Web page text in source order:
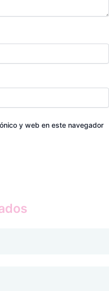
y web en este navegador